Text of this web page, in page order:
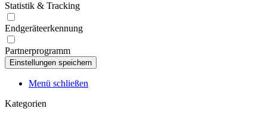
Statistik & Tracking
Endgeräteerkennung
Partnerprogramm
Menü schließen
Kategorien